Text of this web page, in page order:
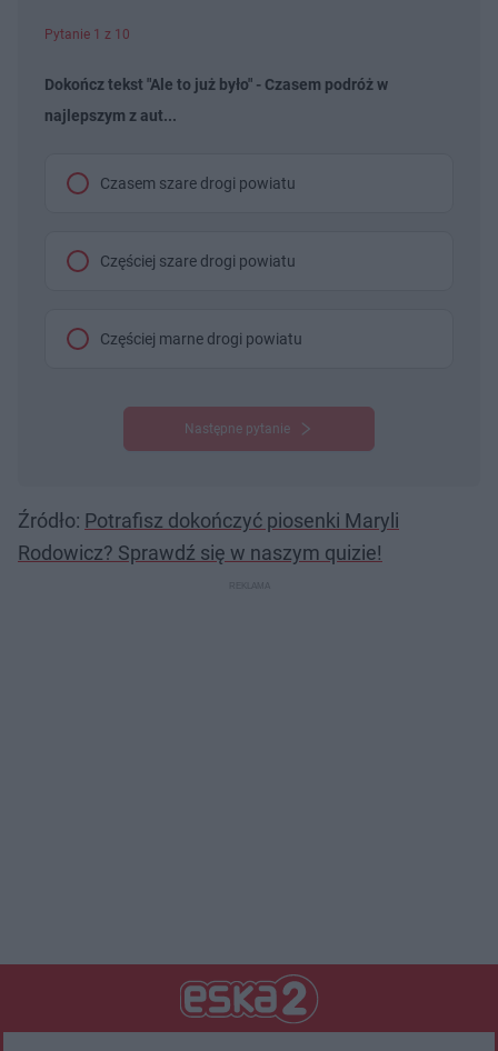
Pytanie 1 z 10
Dokończ tekst "Ale to już było" - Czasem podróż w
najlepszym z aut...
Czasem szare drogi powiatu
Częściej szare drogi powiatu
Częściej marne drogi powiatu
Następne pytanie
Źródło: Potrafisz dokończyć piosenki Maryli
Rodowicz? Sprawdź się w naszym quizie!